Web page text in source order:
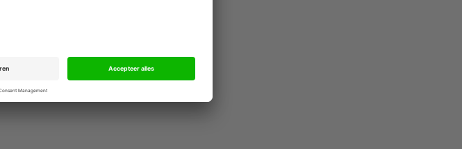
nog meer verzet bij de
met Deutsche Bank. De